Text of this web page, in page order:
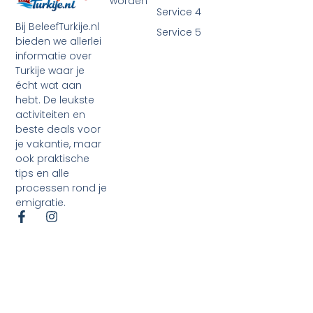
Bij BeleefTurkije.nl
bieden we allerlei
informatie over
Turkije waar je
écht wat aan
hebt. De leukste
activiteiten en
beste deals voor
je vakantie, maar
ook praktische
tips en alle
processen rond je
emigratie.
Service 4
Service 5